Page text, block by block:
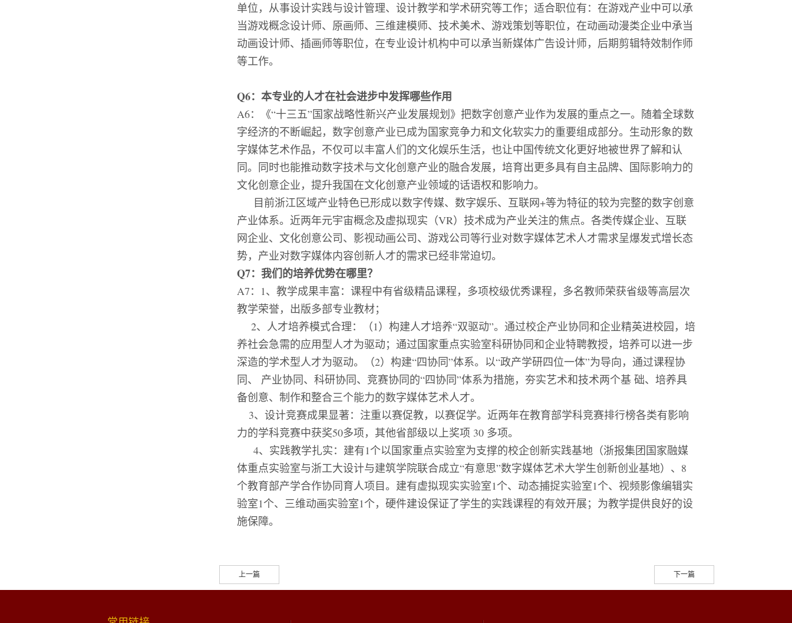
单位，从事设计实践与设计管理、设计教学和学术研究等工作；适合职位有：在游戏产业中可以承
当游戏概念设计师、原画师、三维建模师、技术美术、游戏策划等职位，在动画动漫类企业中承当
动画设计师、插画师等职位，在专业设计机构中可以承当新媒体广告设计师，后期剪辑特效制作师
等工作。
Q6：本专业的人才在社会进步中发挥哪些作用
A6：《“十三五”国家战略性新兴产业发展规划》把数字创意产业作为发展的重点之一。随着全球数
字经济的不断崛起，数字创意产业已成为国家竞争力和文化软实力的重要组成部分。生动形象的数
字媒体艺术作品，不仅可以丰富人们的文化娱乐生活，也让中国传统文化更好地被世界了解和认
同。同时也能推动数字技术与文化创意产业的融合发展，培育出更多具有自主品牌、国际影响力的
文化创意企业，提升我国在文化创意产业领域的话语权和影响力。
目前浙江区域产业特色已形成以数字传媒、数字娱乐、互联网+等为特征的较为完整的数字创意
产业体系。近两年元宇宙概念及虚拟现实（VR）技术成为产业关注的焦点。各类传媒企业、互联
网企业、文化创意公司、影视动画公司、游戏公司等行业对数字媒体艺术人才需求呈爆发式增长态
势，产业对数字媒体内容创新人才的需求已经非常迫切。
Q7：我们的培养优势在哪里？
A7： 1、教学成果丰富：课程中有省级精品课程，多项校级优秀课程，多名教师荣获省级等高层次
教学荣誉，出版多部专业教材；
2、人才培养模式合理：（1）构建人才培养“双驱动”。通过校企产业协同和企业精英进校园，培
养社会急需的应用型人才为驱动；通过国家重点实验室科研协同和企业特聘教授，培养可以进一步
深造的学术型人才为驱动。（2）构建“四协同”体系。以“政产学研四位一体”为导向，通过课程协
同、 产业协同、科研协同、竞赛协同的“四协同”体系为措施，夯实艺术和技术两个基 础、培养具
备创意、制作和整合三个能力的数字媒体艺术人才。
3、设计竞赛成果显著：注重以赛促教，以赛促学。近两年在教育部学科竞赛排行榜各类有影响
力的学科竞赛中获奖50多项，其他省部级以上奖项 30 多项。
4、实践教学扎实：建有1个以国家重点实验室为支撑的校企创新实践基地（浙报集团国家融媒
体重点实验室与浙工大设计与建筑学院联合成立“有意思”数字媒体艺术大学生创新创业基地）、 8
个教育部产学合作协同育人项目。建有虚拟现实实验室1个、动态捕捉实验室1个、视频影像编辑实
验室1个、三维动画实验室1个，硬件建设保证了学生的实践课程的有效开展；为教学提供良好的设
施保障。
上一篇 下一篇